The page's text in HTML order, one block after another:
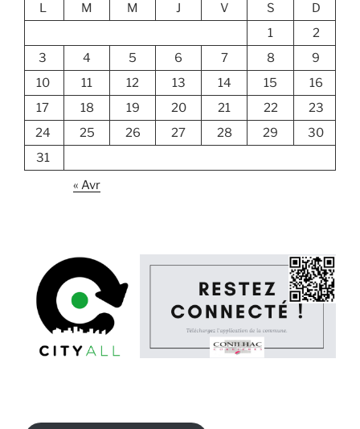
L
M M J V S
D
1
2
3
4 5 6 7 8
9
10
11 12 13 14 15
16
17
18 19 20 21 22
23
24
25 26 27 28 29
30
31
« Avr